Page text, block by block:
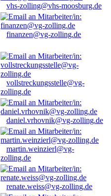
vhs-zolling@vhs-moosburg.de
finanzen@vg-zolling.de
vollstreckungsstelle@vg-
zolling.de
daniel.vrhovnik@vg-zolling.de
martin.weinzierl@vg-
zolling.de
renate.weiss@vg-zolling.de